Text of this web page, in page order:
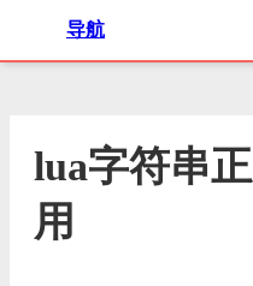
导航
lua字符串
用